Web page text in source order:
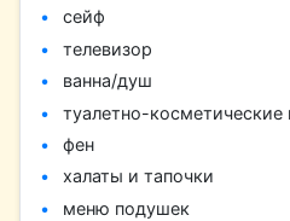
сейф
телевизор
ванна/душ
туалетно-
фен
халаты и тапочки
меню подушек